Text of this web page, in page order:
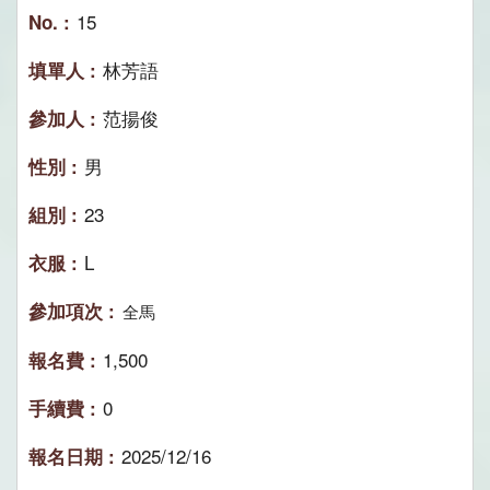
15
林芳語
范揚俊
男
23
L
全馬
1,500
0
2025/12/16